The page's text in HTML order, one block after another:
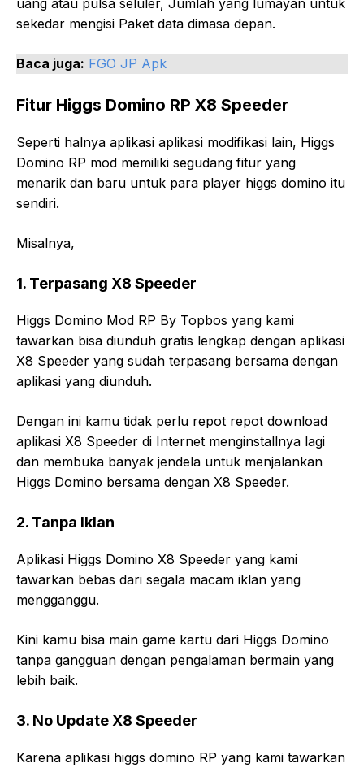
sekedar mengisi Paket data dimasa depan.
Baca juga: FGO JP Apk
Fitur Higgs Domino RP X8 Speeder
Seperti halnya aplikasi aplikasi modifikasi lain, Higgs
Domino RP mod memiliki segudang fitur yang
menarik dan baru untuk para player higgs domino itu
sendiri.
Misalnya,
1. Terpasang X8 Speeder
Higgs Domino Mod RP By Topbos yang kami
tawarkan bisa diunduh gratis lengkap dengan aplikasi
X8 Speeder yang sudah terpasang bersama dengan
aplikasi yang diunduh.
Dengan ini kamu tidak perlu repot repot download
aplikasi X8 Speeder di Internet menginstallnya lagi
dan membuka banyak jendela untuk menjalankan
Higgs Domino bersama dengan X8 Speeder.
2. Tanpa Iklan
Aplikasi Higgs Domino X8 Speeder yang kami
tawarkan bebas dari segala macam iklan yang
mengganggu.
Kini kamu bisa main game kartu dari Higgs Domino
tanpa gangguan dengan pengalaman bermain yang
lebih baik.
3. No Update X8 Speeder
Karena aplikasi higgs domino RP yang kami tawarkan